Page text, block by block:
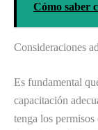
Cómo saber
Consideraciones
Es fundamental
capacitación
tenga los